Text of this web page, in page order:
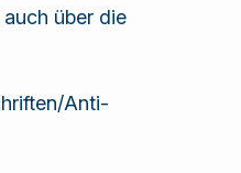
über die
Anti-